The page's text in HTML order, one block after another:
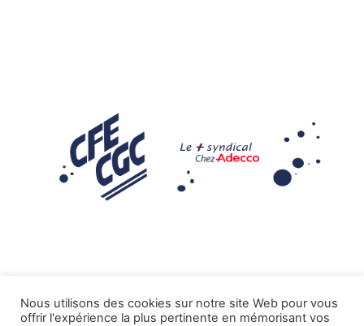
Nous utilisons des cookies sur notre site Web pour vous
offrir l'expérience la plus pertinente en mémorisant vos